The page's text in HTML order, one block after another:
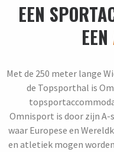
EEN
EEN
Met de 250 meter lange
de Topsporthal is
Omnisport is door zijn A-
waar Europese en
en atletiek mogen